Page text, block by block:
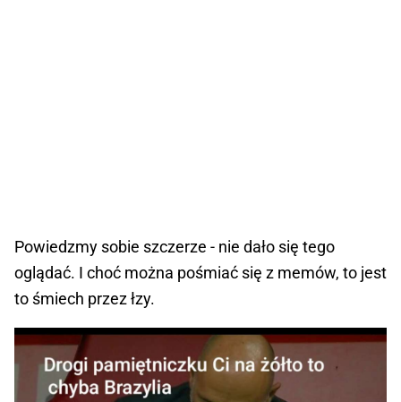
Powiedzmy sobie szczerze - nie dało się tego
oglądać. I choć można pośmiać się z memów, to jest
to śmiech przez łzy.